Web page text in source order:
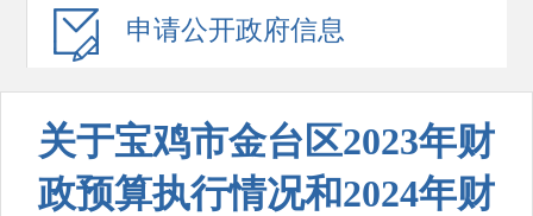
申请公开政府信息
关于宝鸡市金台区2023年财
政预算执行情况和2024年财